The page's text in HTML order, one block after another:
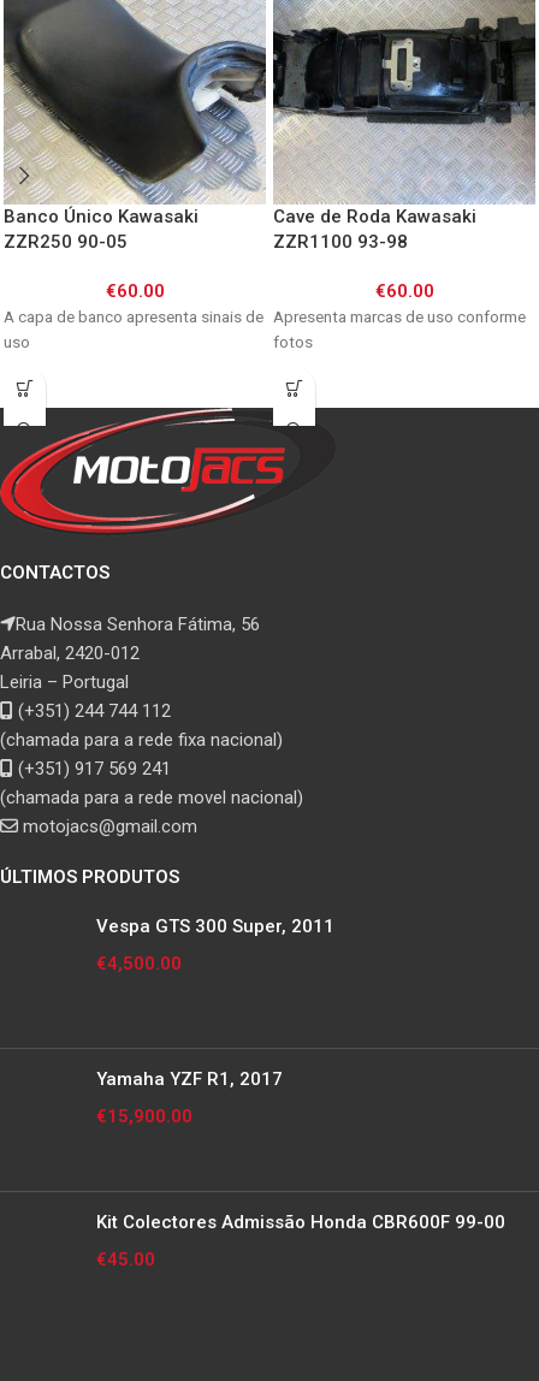
Banco Único Kawasaki
ZZR250 90-05
€60.00
A capa de banco apresenta sinais de
uso
Cave de Roda Kawasaki
ZZR1100 93-98
€60.00
Apresenta marcas de uso conforme
fotos
CONTACTOS
Rua Nossa Senhora Fátima, 56
Arrabal, 2420-012
Leiria – Portugal
(+351) 244 744 112
(chamada para a rede fixa nacional)
(+351) 917 569 241
(chamada para a rede movel nacional)
motojacs@gmail.com
ÚLTIMOS PRODUTOS
Vespa GTS 300 Super, 2011
€4,500.00
Yamaha YZF R1, 2017
€15,900.00
Kit Colectores Admissão Honda CBR600F 99-00
€45.00